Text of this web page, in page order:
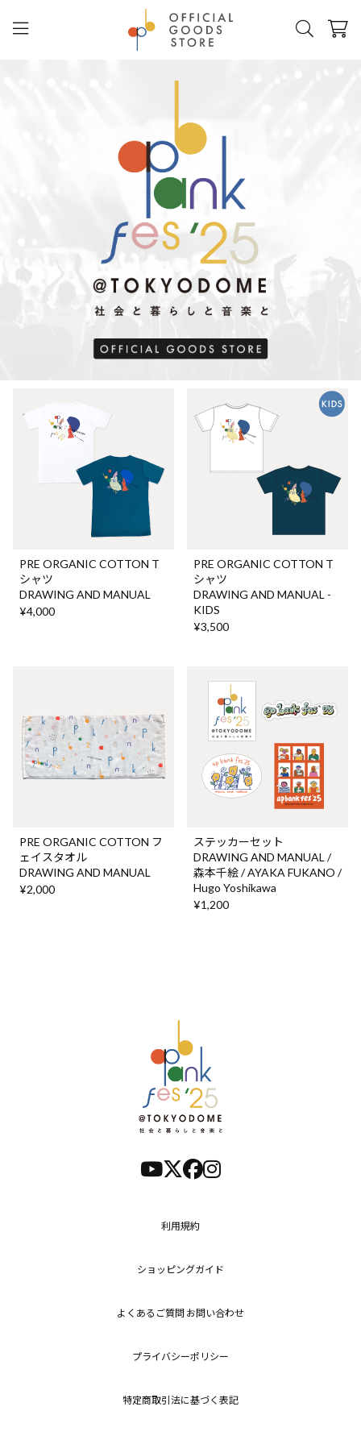
PRE ORGANIC COTTON T
シャツ
DRAWING AND MANUAL
¥4,000
PRE ORGANIC COTTON T
シャツ
DRAWING AND MANUAL -
KIDS
¥3,500
PRE ORGANIC COTTON フ
ェイスタオル
DRAWING AND MANUAL
¥2,000
ステッカーセット
DRAWING AND MANUAL /
森本千絵 / AYAKA FUKANO /
Hugo Yoshikawa
¥1,200
利用規約
ショッピングガイド
よくあるご質問 お問い合わせ
プライバシーポリシー
特定商取引法に基づく表記